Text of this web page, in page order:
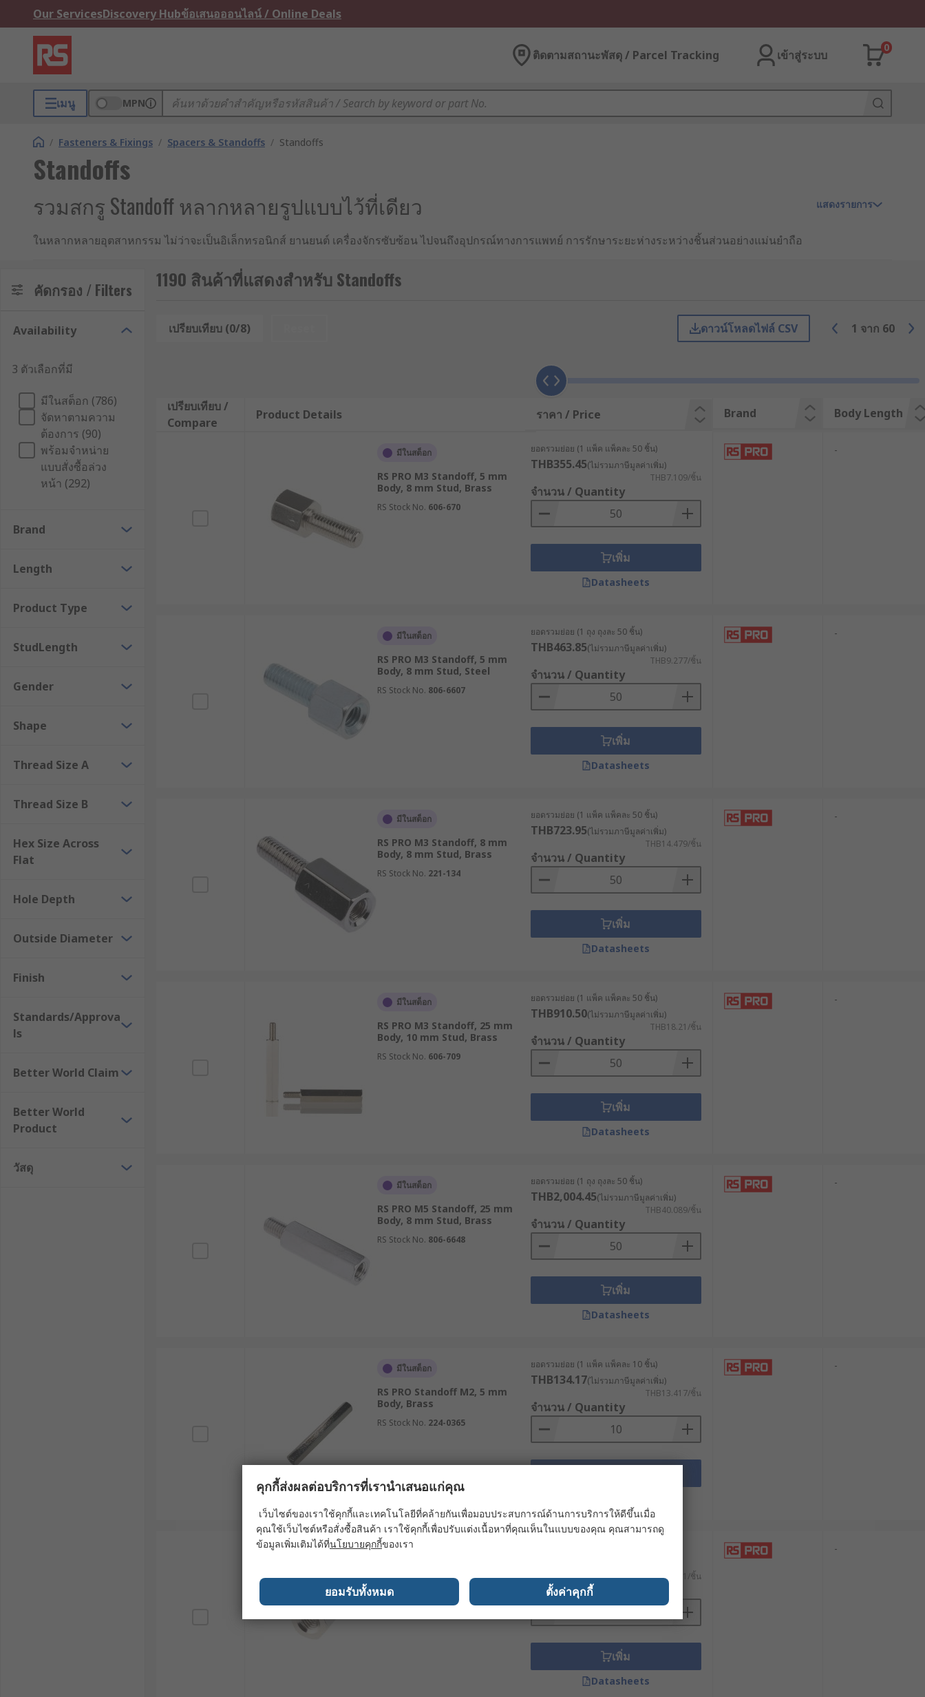
Our ServicesDiscovery Hubข้อเสนอออนไลน์ / Online Deals
ติดตามสถานะพัสดุ / Parcel Tracking เข้าสู่ระบบ
0
เมนู MPN
/ Fasteners & Fixings / Spacers & Standoffs / Standoffs
Standoffs
รวมสกรู Standoff หลากหลายรูปแบบไว้ที่เดียว
ในหลากหลายอุตสาหกรรม ไม่ว่าจะเป็นอิเล็กทรอนิกส์ ยานยนต์ เครื่องจักรซับซ้อน ไปจนถึงอุปกรณ์ทางการแพทย์ การรักษาระยะห่างระหว่างชิ้นส่วนอย่างแม่นยำถือ
เป็นชิ้นส่วนเล็ก ๆ ที่มักถูกมองข้ามจึงเข้ามามีบทบาทสำคัญในงานประกอบระบบไฟฟ้า โครงเครื่อง และการใช้งานอีกมากมาย นำไปสู่การเลือกใช้สกรู Standoff ที่
เหมาะสมซึ่งเป็นขั้นตอนที่เกี่ยวข้องโดยตรงกับโครงสร้างที่มั่นคง การลดแรงสั่นสะเทือน และเพิ่มประสิทธิภาพการระบายอากาศได้อย่างมีประสิทธิผล
สกรู Standoffs คืออะไร ?
สกรู Standoff คืออุปกรณ์จับยึดชนิดพิเศษที่ออกแบบมาเพื่อสร้างและรักษาระยะห่างที่แน่นอนระหว่างชิ้นส่วนสองชิ้นหรือมากกว่า มีลักษณะเป็นแท่งโลหะทรง
กระบอกที่มีเกลียวภายในหรือภายนอก หรือทั้งสองด้าน ซึ่งช่วยให้สามารถจับยึดชิ้นส่วนได้อย่างมั่นคงในขณะที่ยังรักษาระยะห่างตามที่ต้องการไว้ได้
สกรู Standoff มักผลิตจากวัสดุคุณภาพสูงเช่น สแตนออฟทองเหลือง, สแตนออฟพลาสติก, สกรู Standoff อะลูมิเนียม หรือสกรู Standoffs ไนลอน ทำให้มีคุณสมบัติที่
หลากหลายทั้งในด้านความแข็งแรง น้ำหนัก การนำไฟฟ้า และความทนทานต่อการกัดกร่อน คุณสมบัติเหล่านี้ทำให้สกรู Standoffs เป็นตัวเลือกที่เหมาะสมสำหรับงาน
ที่มีข้อจำกัดด้านพื้นที่และต้องการความแม่นยำสูง
หลักการทำงานของสกรู Standoff
การทำงานของสกรู Standoff อาศัยหลักการพื้นฐานทางกลศาสตร์และการถ่ายเทแรง โดยมีองค์ประกอบสำคัญดังนี้
การรักษาระยะห่าง (Spacing) : สกรู Standoff ออกแบบให้มีความยาวที่แน่นอน เพื่อสร้างช่องว่างที่เหมาะสมระหว่างชิ้นส่วน ซึ่งมีความสำคัญในการระบาย
การรองรับแรงกด (Compressive Force) : เมื่อมีแรงกดกระทำตั้งฉากกับแกนของสกรูเกลียว Standoff ตัวสกรูจะต้องรับภาระแรงกดนี้โดยไม่เกิดการเสียรูป ซึ่ง
การต้านทานแรงดึง (Tensile Force) : ในบางกรณี ตัวยึด Standoff อาจต้องรับแรงดึงที่พยายามแยกชิ้นส่วนออกจากกัน ซึ่งความแข็งแรงของเกลียวและวัสดุของ
การป้องกันการสั่นสะเทือน (Vibration Isolation) : ในบางงานที่มีการสั่นสะเทือนสูง สกรู Standoff ที่ผลิตจากวัสดุซึ่งมีคุณสมบัติในการดูดซับแรงสั่นสะเทือน
เช่น ไนลอนหรือโพลิเมอร์ จะช่วยลดการถ่ายเทการสั่นสะเทือนระหว่างชิ้นส่วน
ประโยชน์ของสกรู Standoff ที่ผู้ประกอบการควรรู้
การใช้สกรู Standoff ในงานอุตสาหกรรมมีประโยชน์มากมายที่ผู้ประกอบการควรตระหนัก เพื่อเพิ่มประสิทธิภาพในการผลิตและลดต้นทุนในระยะยาว
เพิ่มความแม่นยำในการประกอบ : สกรูเกลียว Standoff ช่วยให้การจัดวางชิ้นส่วนเป็นไปอย่างแม่นยำ ลดความคลาดเคลื่อนในการผลิต ส่งผลให้ผลิตภัณฑ์มี
ปรับปรุงการระบายความร้อน : การสร้างช่องว่างระหว่างชิ้นส่วนด้วยตัวยึด Standoff ช่วยให้อากาศไหลเวียนได้ดีขึ้น ส่งผลให้การระบายความร้อนมี
ประสิทธิภาพมากขึ้น โดยเฉพาะในอุปกรณ์อิเล็กทรอนิกส์ที่ต้องการควบคุมอุณหภูมิ
ยืดอายุการใช้งานของชิ้นส่วน : การใช้สกรู Standoff ช่วยลดความเค้นและความเครียดที่เกิดขึ้นกับชิ้นส่วน ป้องกันการแตกหักและการสึกหรอก่อนเวลาอันควร
ช่วยลดค่าใช้จ่ายในการซ่อมบำรุงและการเปลี่ยนชิ้นส่วน
เพิ่มความยืดหยุ่นในการออกแบบ : เสาเกลียว Standoff มีหลากหลายขนาดและรูปแบบ ทำให้วิศวกรมีอิสระในการออกแบบผลิตภัณฑ์ที่มีความซับซ้อนมากขึ้น
สามารถปรับเปลี่ยนระยะห่างและการจัดวางได้ตามต้องการ
ลดการรบกวนของสนามแม่เหล็กไฟฟ้า : ในอุปกรณ์อิเล็กทรอนิกส์ การแยกวงจรออกจากกันด้วยสกรู Standoff ช่วยลดการรบกวนของสนามแม่เหล็กไฟฟ้า (EMI)
ระหว่างชิ้นส่วน ทำให้อุปกรณ์ทำงานได้อย่างเสถียรมากขึ้น
ดัดแปลงหรือทำลายชิ้นงาน ช่วยลดเวลาและค่าใช้จ่ายในการบำรุงรักษา
สกรู Standoff มีกี่ประเภท ?
Hex Standoff - รูปทรงหกเหลี่ยม ง่ายต่อการขันและถอดออกด้วยประแจ เหมาะกับงานอุตสาหกรรมที่ต้องการความแข็งแรงสูง
Round Standoff - รูปทรงกระบอกให้การยึดติดที่เรียบเนียนและมีความสวยงาม เหมาะกับอุปกรณ์อิเล็กทรอนิกส์
Threaded Standoff - มีเกลียวภายในและภายนอกเพื่อให้สามารถยึดติดได้สองด้าน มักใช้ในงานที่ต้องการรองรับแรงกดสูง
Female-Female Standoff - ไม่มีเกลียวด้านนอก มีเกลียวภายในทั้งสองด้าน ใช้สำหรับเชื่อมต่อระหว่างชิ้นส่วนที่มีสกรูอยู่แล้ว
Male-Female Standoff - มีเกลียวภายนอกด้านหนึ่งและเกลียวภายในอีกด้านหนึ่ง ให้ความยืดหยุ่นสูงในการติดตั้ง
คู่มือการเลือกสกรู Standoff ให้เหมาะกับความต้องการ
การเลือกสกรู Standoff ที่เหมาะสมเป็นปัจจัยสำคัญที่จะส่งผลต่อคุณภาพและประสิทธิภาพของผลิตภัณฑ์ ผู้ประกอบการควรพิจารณาปัจจัยต่างๆ ดังนี้
เส้นผ่านศูนย์กลางภายใน/ภายนอก : ต้องเลือกให้เหมาะสมกับขนาดของสกรูและรูที่จะใช้ในการยึด
ความยาว : กำหนดระยะห่างระหว่างชิ้นส่วน ควรเลือกให้มีความยาวที่เหมาะสมโดยคำนึงถึงความหนาของชิ้นงานที่จะยึด
ขนาดเกลียว : ควรเลือกขนาดเกลียวที่เข้ากันได้กับสกรูหรืออุปกรณ์อื่น ๆ ที่จะใช้ร่วมกัน มาตรฐานที่นิยมใช้ เช่น M3, M4, #4-40, #6-32 เป็นต้น
แรงดึงสูงสุด : ขึ้นอยู่กับความแข็งแรงของเกลียวและวัสดุ โดยทั่วไปสกรูทำจากโลหะจะรับแรงดึงได้มากกว่าแบบพลาสติก
ค่าความปลอดภัย (Safety Factor) : ควรเลือกตัวยึด Standoff ที่มีความสามารถในการรับแรงสูงกว่าที่คำนวณไว้อย่างน้อย 1.5-2 เท่า
อุณหภูมิการทำงาน : วัสดุแต่ละชนิดมีช่วงอุณหภูมิการทำงานที่แตกต่างกัน ควรเลือกให้เหมาะกับสภาพการใช้งาน เช่น สเตนเลสทนความร้อนได้สูงกว่าไนลอน
การสัมผัสกับสารเคมี : หากใช้งานในสภาพแวดล้อมที่มีสารเคมี ควรเลือกวัสดุที่ทนต่อการกัดกร่อน เช่น สเตนเลส หรือไนลอน
การนำไฟฟ้า : หากต้องการให้กระแสไฟฟ้าผ่าน ควรเลือกวัสดุที่นำไฟฟ้าได้ดี เช่น ทองเหลืองหรืออะลูมิเนียม แต่ถ้าต้องการฉนวน ควรเลือกวัสดุประเภทพลาสติก
ความสะดวกในการติดตั้ง : พิจารณาว่าต้องใช้เครื่องมือพิเศษหรือไม่ และมีพื้นที่เพียงพอสำหรับการติดตั้งหรือไม่
ความถี่ในการถอดประกอบ : หากต้องมีการถอดประกอบบ่อย ควรเลือกแบบที่ติดตั้งและถอดได้ง่าย เช่น แบบ Female-Female
การทนต่อการสั่นสะเทือน : หากใช้งานในสภาพแวดล้อมที่มีการสั่นสะเทือนสูง อาจต้องพิจารณาการใช้น้ำยาล็อกเกลียว หรือเลือกหมุดสแตนออฟที่มีคุณสมบัติ
แสดงรายการ
คัดกรอง / Filters
Availability
3 ตัวเลือกที่มี
มีในสต็อก (786)
จัดหาตามความ
ต้องการ (90)
พร้อมจำหน่าย
แบบสั่งซื้อล่วง
หน้า (292)
Brand
Length
Product Type
StudLength
Gender
Shape
Thread Size A
Thread Size B
Hex Size Across
Flat
Hole Depth
Outside Diameter
Finish
Standards/Approva
ls
Better World Claim
Better World
Product
วัสดุ
1190 สินค้าที่แสดงสำหรับ Standoffs
เปรียบเทียบ (0/8) ดาวน์โหลดไฟล์ CSV 1 จาก 60
เปรียบเทียบ /
Compare
Product Details ราคา / Price Brand Body Length
มีในสต็อก
RS PRO M3 Standoff, 5 mm
Body, 8 mm Stud, Brass
RS Stock No. 606-670
ยอดรวมย่อย (1 แพ็ค แพ็คละ 50 ชิ้น)
THB355.45(ไม่รวมภาษีมูลค่าเพิ่ม)
THB7.109/ชิ้น
จำนวน / Quantity
เพิ่ม
Datasheets
-
มีในสต็อก
RS PRO M3 Standoff, 5 mm
Body, 8 mm Stud, Steel
RS Stock No. 806-6607
ยอดรวมย่อย (1 ถุง ถุงละ 50 ชิ้น)
THB463.85(ไม่รวมภาษีมูลค่าเพิ่ม)
THB9.277/ชิ้น
จำนวน / Quantity
เพิ่ม
Datasheets
-
มีในสต็อก
RS PRO M3 Standoff, 8 mm
Body, 8 mm Stud, Brass
RS Stock No. 221-134
ยอดรวมย่อย (1 แพ็ค แพ็คละ 50 ชิ้น)
THB723.95(ไม่รวมภาษีมูลค่าเพิ่ม)
THB14.479/ชิ้น
จำนวน / Quantity
เพิ่ม
Datasheets
-
มีในสต็อก
RS PRO M3 Standoff, 25 mm
Body, 10 mm Stud, Brass
RS Stock No. 606-709
ยอดรวมย่อย (1 แพ็ค แพ็คละ 50 ชิ้น)
THB910.50(ไม่รวมภาษีมูลค่าเพิ่ม)
THB18.21/ชิ้น
จำนวน / Quantity
เพิ่ม
Datasheets
-
มีในสต็อก
RS PRO M5 Standoff, 25 mm
Body, 8 mm Stud, Brass
RS Stock No. 806-6648
ยอดรวมย่อย (1 ถุง ถุงละ 50 ชิ้น)
THB2,004.45(ไม่รวมภาษีมูลค่าเพิ่ม)
THB40.089/ชิ้น
จำนวน / Quantity
เพิ่ม
Datasheets
-
มีในสต็อก
RS PRO Standoff M2, 5 mm
Body, Brass
RS Stock No. 224-0365
ยอดรวมย่อย (1 แพ็ค แพ็คละ 10 ชิ้น)
THB134.17(ไม่รวมภาษีมูลค่าเพิ่ม)
THB13.417/ชิ้น
จำนวน / Quantity
-
มีในสต็อก
RS PRO Standoff M4, 5 mm
Body, Brass
RS Stock No.222-468
THB9.811/ชิ้น
จำนวน / Quantity
เพิ่ม
Datasheets
-
คุกกี้ส่งผลต่อบริการที่เรานำเสนอแก่คุณ
เว็บไซต์ของเราใช้คุกกี้และเทคโนโลยีที่คล้ายกันเพื่อมอบประสบการณ์ด้านการบริการให้ดีขึ้นเมื่อ
คุณใช้เว็บไซต์หรือสั่งซื้อสินค้า เราใช้คุกกี้เพื่อปรับแต่งเนื้อหาที่คุณเห็นในแบบของคุณ คุณสามารถดู
ข้อมูลเพิ่มเติมได้ที่นโยบายคุกกี้ของเรา
ยอมรับทั้งหมด ตั้งค่าคุกกี้